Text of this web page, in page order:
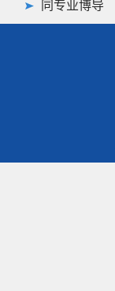
同专业博导